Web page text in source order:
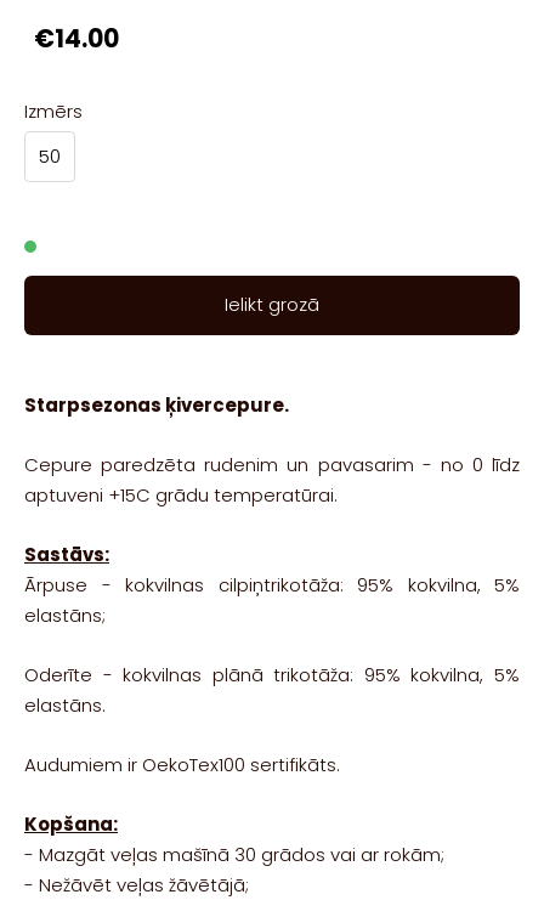
€14.00
Izmērs
50
Ielikt grozā
Starpsezonas ķivercepure.
Cepure paredzēta rudenim un pavasarim - no 0 līdz
aptuveni +15C grādu temperatūrai.
Sastāvs:
Ārpuse - kokvilnas cilpiņtrikotāža: 95% kokvilna, 5%
elastāns;
Oderīte - kokvilnas plānā trikotāža: 95% kokvilna, 5%
elastāns.
Audumiem ir OekoTex100 sertifikāts.
Kopšana:
- Mazgāt veļas mašīnā 30 grādos vai ar rokām;
- Nežāvēt veļas žāvētājā;